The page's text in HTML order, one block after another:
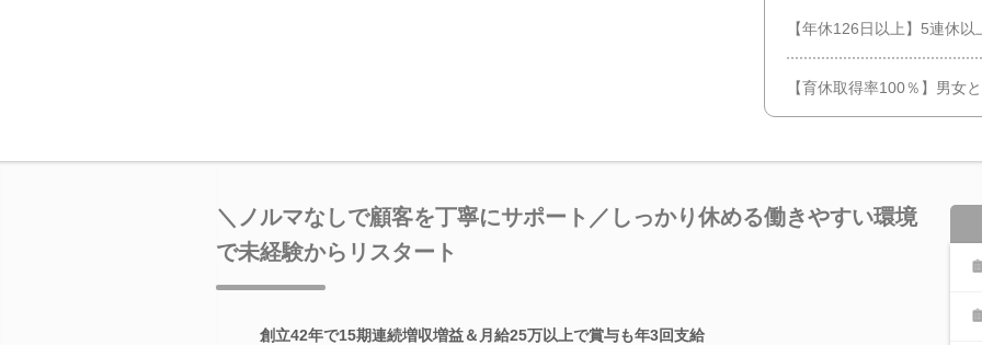
【年休126日以上】5連休
【育休取得率100％】男女
＼ノルマなしで顧客を丁寧にサポート／しっかり休める働きやすい環境
で未経験からリスタート
創立42年で15期連続増収増益＆月給25万以上で賞与も年3回支給